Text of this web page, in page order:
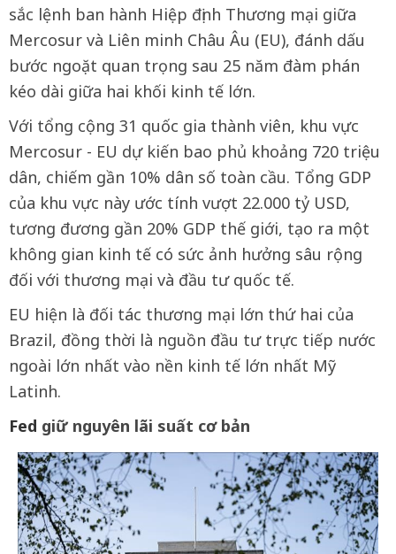
sắc lệnh ban hành Hiệp định Thương mại giữa
Mercosur và Liên minh Châu Âu (EU), đánh dấu
bước ngoặt quan trọng sau 25 năm đàm phán
kéo dài giữa hai khối kinh tế lớn.
Với tổng cộng 31 quốc gia thành viên, khu vực
Mercosur - EU dự kiến bao phủ khoảng 720 triệu
dân, chiếm gần 10% dân số toàn cầu. Tổng GDP
của khu vực này ước tính vượt 22.000 tỷ USD,
tương đương gần 20% GDP thế giới, tạo ra một
không gian kinh tế có sức ảnh hưởng sâu rộng
đối với thương mại và đầu tư quốc tế.
EU hiện là đối tác thương mại lớn thứ hai của
Brazil, đồng thời là nguồn đầu tư trực tiếp nước
ngoài lớn nhất vào nền kinh tế lớn nhất Mỹ
Latinh.
Fed giữ nguyên lãi suất cơ bản